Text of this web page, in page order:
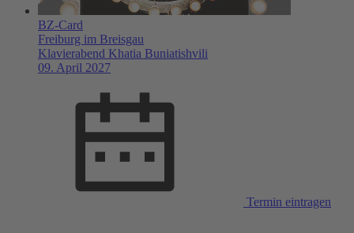
BZ-Card
Freiburg im Breisgau
Klavierabend Khatia Buniatishvili
09. April 2027
Termin eintragen